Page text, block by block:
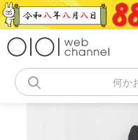
コ
ン
何か